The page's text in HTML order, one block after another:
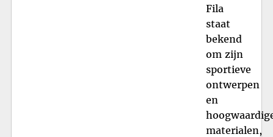
Fila
staat
bekend
om zijn
sportieve
ontwerpen
en
materialen,